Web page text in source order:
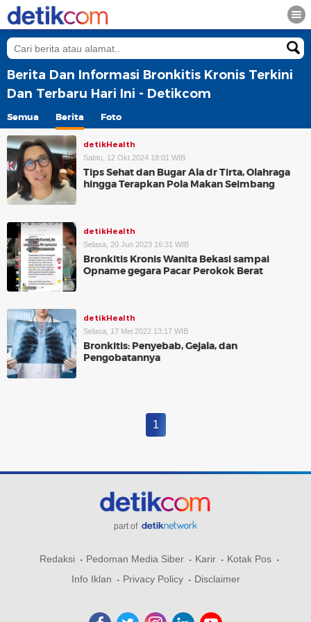
Berita Dan Informasi Bronkitis Kronis Terkini
Dan Terbaru Hari Ini - Detikcom
Semua Berita Foto
detikHealth
Sabtu, 12 Okt 2024 18:01 WIB
Tips Sehat dan Bugar Ala dr Tirta, Olahraga
hingga Terapkan Pola Makan Seimbang
detikHealth
Selasa, 20 Jun 2023 16:31 WIB
Bronkitis Kronis Wanita Bekasi sampai
Opname gegara Pacar Perokok Berat
detikHealth
Selasa, 17 Mei 2022 13:17 WIB
Bronkitis: Penyebab, Gejala, dan
Pengobatannya
1
part of
Redaksi Pedoman Media Siber Karir
Kotak Pos
Info Iklan
Privacy Policy Disclaimer